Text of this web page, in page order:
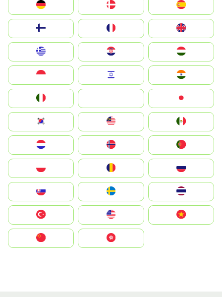
Deutschland
United Kingdom
Magyarország
South Korea
United States
中國香港特別行政區